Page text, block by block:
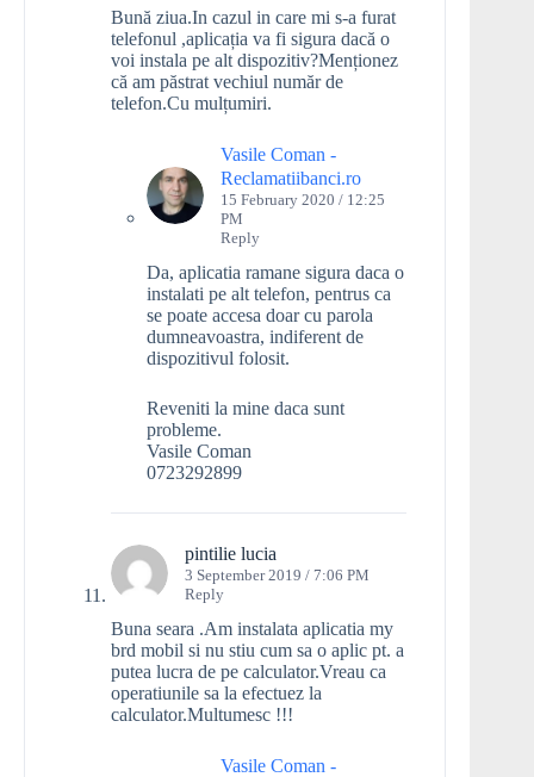
Bună ziua.In cazul in care mi s-a furat
telefonul ,aplicația va fi sigura dacă o
voi instala pe alt dispozitiv?Menționez
că am păstrat vechiul număr de
telefon.Cu mulțumiri.
Vasile Coman -
Reclamatiibanci.ro
15 February 2020 / 12:25
PM
Reply
Da, aplicatia ramane sigura daca o
instalati pe alt telefon, pentrus ca
se poate accesa doar cu parola
dumneavoastra, indiferent de
dispozitivul folosit.
Reveniti la mine daca sunt
probleme.
Vasile Coman
0723292899
pintilie lucia
3 September 2019 / 7:06 PM
Reply
Buna seara .Am instalata aplicatia my
brd mobil si nu stiu cum sa o aplic pt. a
putea lucra de pe calculator.Vreau ca
operatiunile sa la efectuez la
calculator.Multumesc !!!
Vasile Coman -